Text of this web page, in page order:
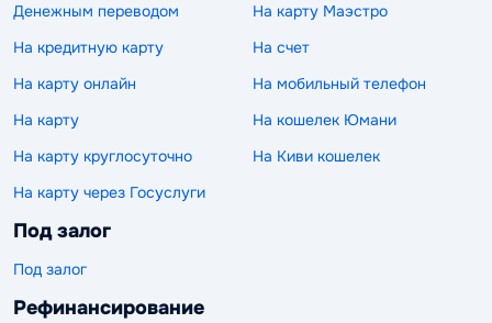
Денежным переводом
На карту Маэстро
На кредитную карту
На счет
На карту онлайн
На мобильный телефон
На карту
На кошелек Юмани
На карту круглосуточно
На Киви кошелек
На карту через Госуслуги
Под залог
Под залог
Рефинансирование